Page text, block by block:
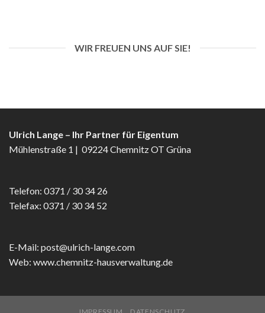
WIR FREUEN UNS AUF SIE!
Ulrich Lange – Ihr Partner für Eigentum
Mühlenstraße 1 | 09224 Chemnitz OT Grüna
Telefon: 0371 / 30 34 26
Telefax: 0371 / 30 34 52
E-Mail: post@ulrich-lange.com
Web: www.chemnitz-hausverwaltung.de